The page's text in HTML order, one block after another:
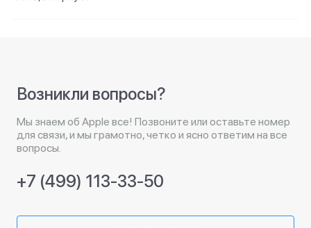
Возникли вопросы?
Мы знаем об Apple все! Позвоните или оставьте номер
для связи, и мы грамотно, четко и ясно ответим на все
вопросы.
+7 (499) 113-33-50